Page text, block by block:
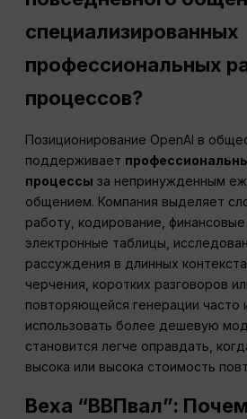
специализированных
профессиональных
процессов?
Позиционирование OpenAI в
поддерживает
процессы за непринужденным
общением. Компания выделяет
работу, кодирование,
электронные таблицы,
рассуждения в длинных
черчения, коротких разговоров
повторяющейся генерации часто
использовать более дешевую
становится легче оправдать,
высока или высока стоимость
Веха “ВВПвал”: